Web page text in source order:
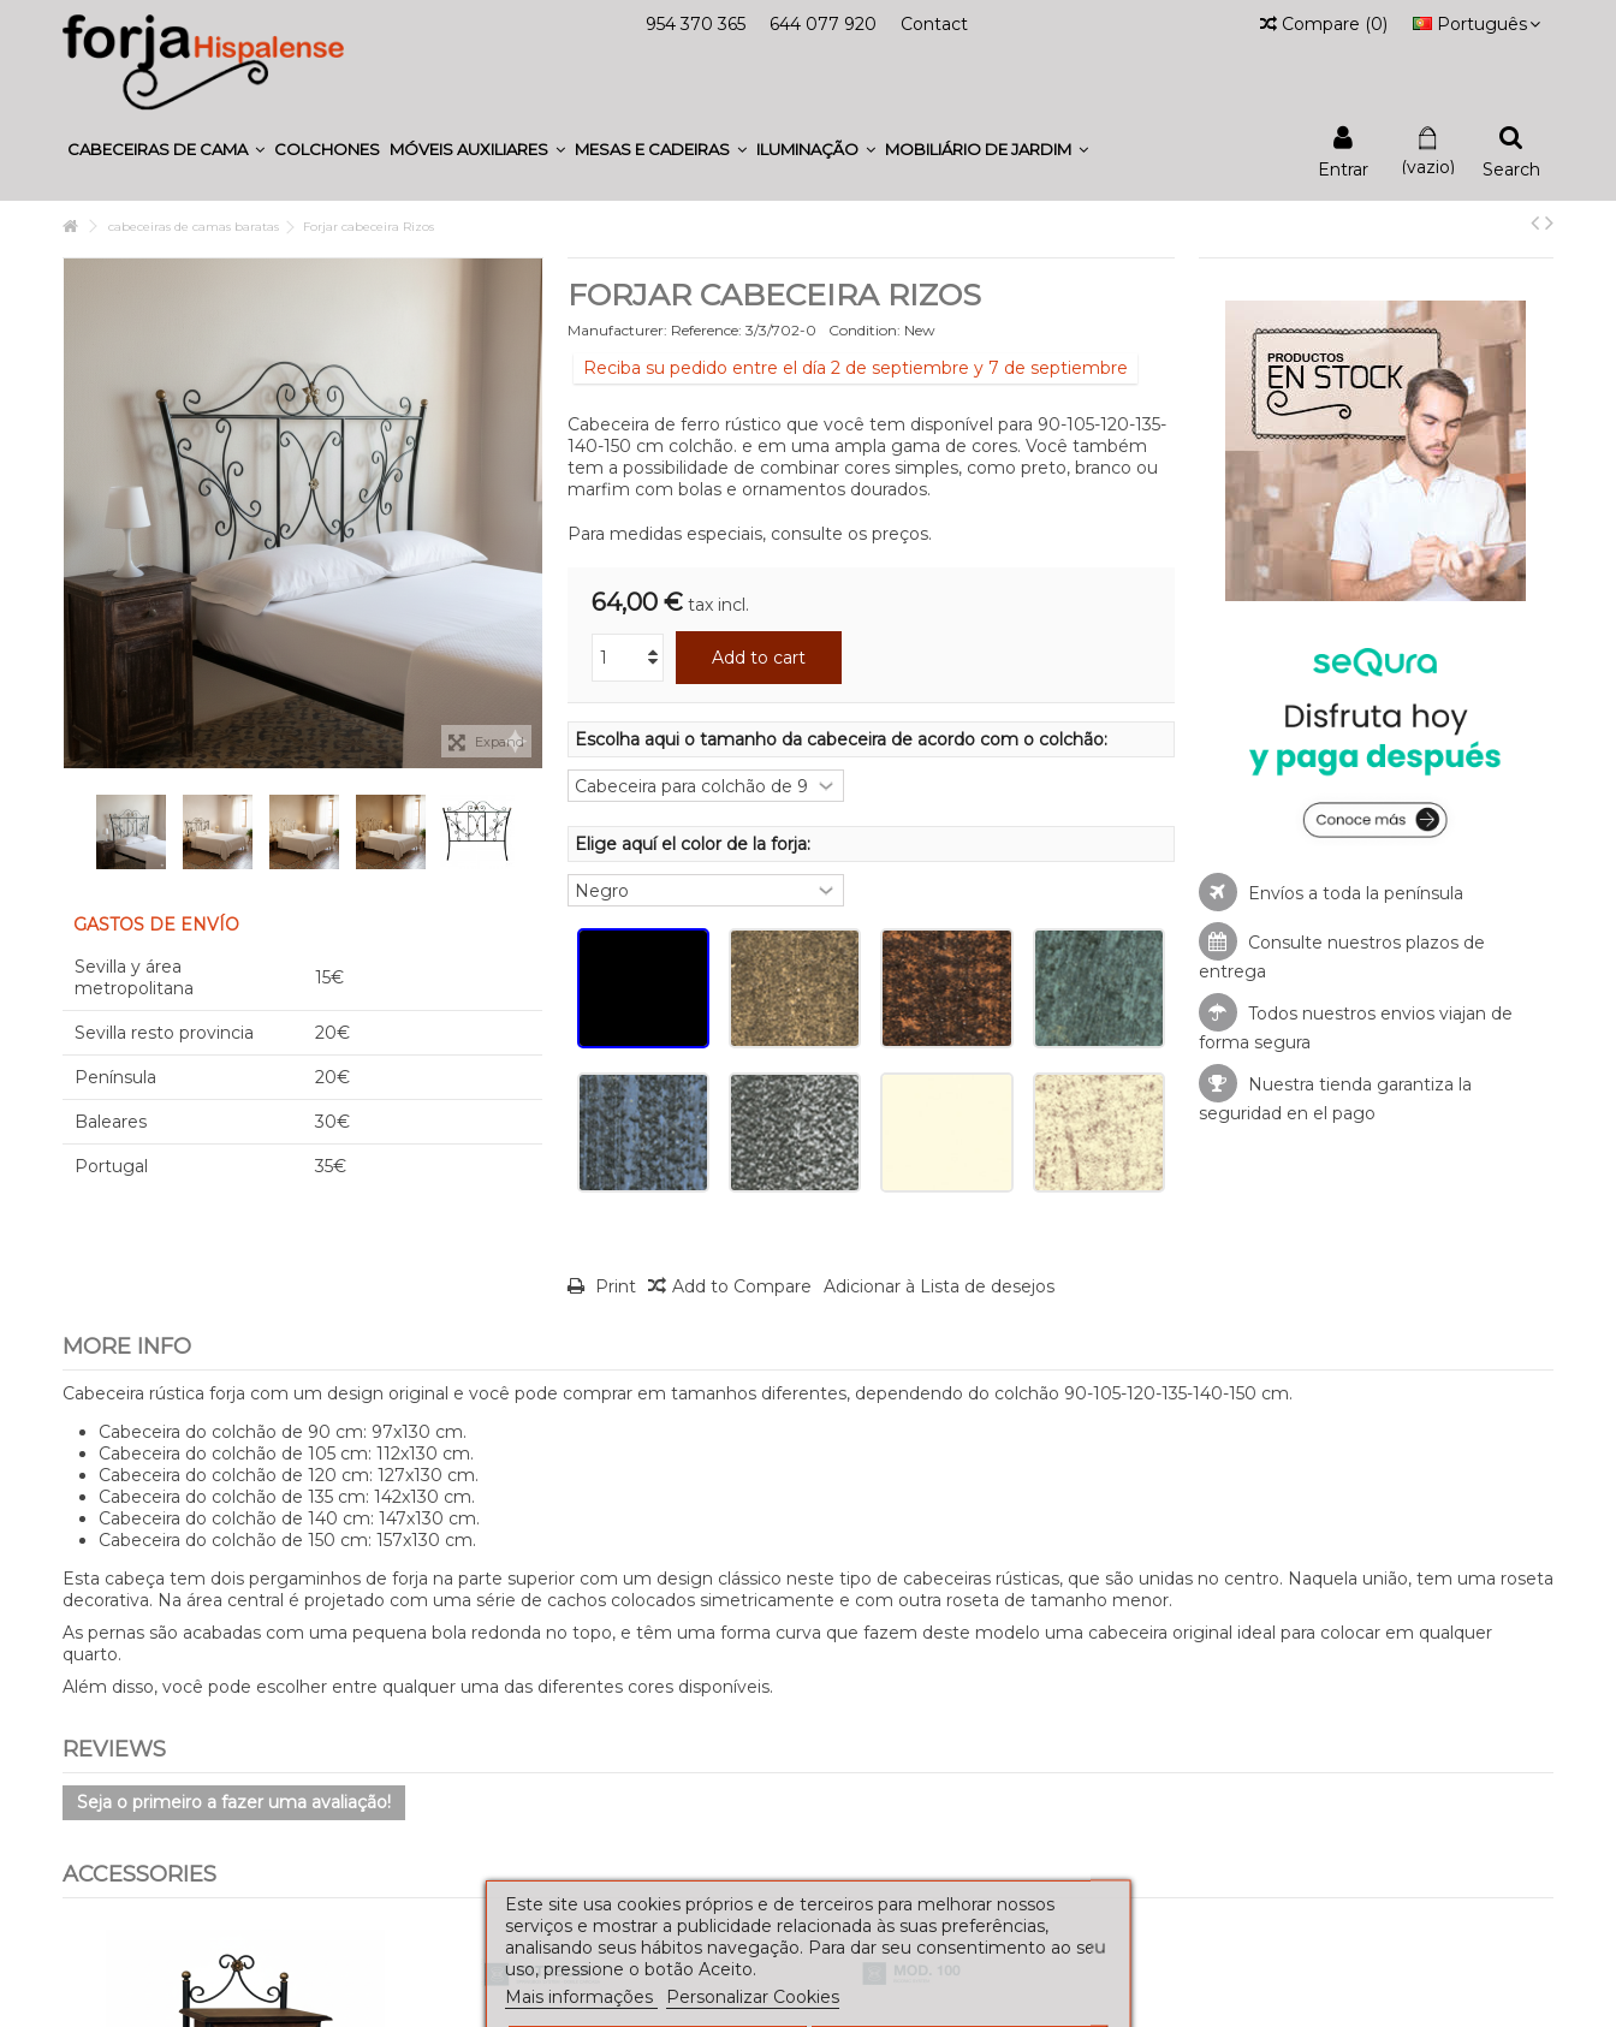
954 370 365 644 077 920 Contact Português
Compare (0)
CABECEIRAS DE CAMA COLCHONES MÓVEIS AUXILIARES MESAS E CADEIRAS ILUMINAÇÃO MOBILIÁRIO DE JARDIM
Search
(vazio)
Entrar
cabeceiras de camas baratas Forjar cabeceira Rizos
Expand
GASTOS DE ENVÍO
Sevilla y área
metropolitana
15€
Sevilla resto provincia 20€
Península 20€
Baleares 30€
Portugal 35€
FORJAR CABECEIRA RIZOS
Manufacturer: Reference: 3/3/702-0 Condition: New
Reciba su pedido entre el día 2 de septiembre y 7 de septiembre
Cabeceira de ferro rústico que você tem disponível para 90-105-120-135-
140-150 cm colchão. e em uma ampla gama de cores. Você também
tem a possibilidade de combinar cores simples, como preto, branco ou
marfim com bolas e ornamentos dourados.
Para medidas especiais, consulte os preços.
64,00 € tax incl.
Add to cart
Elige aquí el color de la forja:
Escolha aqui o tamanho da cabeceira de acordo com o colchão:
Print Add to Compare Adicionar à Lista de desejos
Envíos a toda la península
Consulte nuestros plazos de
entrega
Todos nuestros envios viajan de
forma segura
Nuestra tienda garantiza la
seguridad en el pago
MORE INFO
Cabeceira rústica forja com um design original e você pode comprar em tamanhos diferentes, dependendo do colchão 90-105-120-135-140-150 cm.
Cabeceira do colchão de 90 cm: 97x130 cm.
Cabeceira do colchão de 105 cm: 112x130 cm.
Cabeceira do colchão de 120 cm: 127x130 cm.
Cabeceira do colchão de 135 cm: 142x130 cm.
Cabeceira do colchão de 140 cm: 147x130 cm.
Cabeceira do colchão de 150 cm: 157x130 cm.
Esta cabeça tem dois pergaminhos de forja na parte superior com um design clássico neste tipo de cabeceiras rústicas, que são unidas no centro. Naquela união, tem uma roseta
decorativa. Na área central é projetado com uma série de cachos colocados simetricamente e com outra roseta de tamanho menor.
As pernas são acabadas com uma pequena bola redonda no topo, e têm uma forma curva que fazem deste modelo uma cabeceira original ideal para colocar em qualquer
quarto.
Além disso, você pode escolher entre qualquer uma das diferentes cores disponíveis.
REVIEWS
Seja o primeiro a fazer uma avaliação!
ACCESSORIES
Este site usa cookies próprios e de terceiros para melhorar nossos
serviços e mostrar a publicidade relacionada às suas preferências,
analisando seus hábitos navegação. Para dar seu consentimento ao seu
uso, pressione o botão Aceito.
Mais informações
Personalizar Cookies